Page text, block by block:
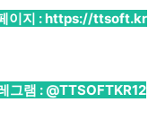
이지 :https://ttsoft.kr
그램 : @TTSOFTKR12